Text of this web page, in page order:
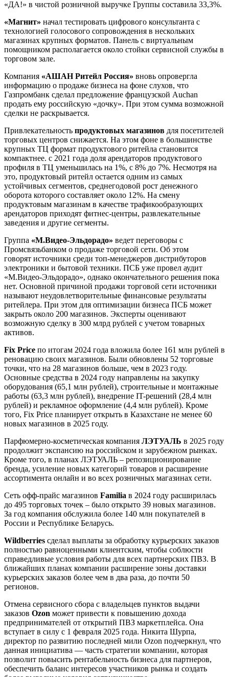
«ДА!» в чистой розничной выручке Группы составила 33,3%.
«Магнит» начал тестировать цифрового консультанта с
технологией голосового сопровождения в нескольких
магазинах крупных форматов. Панель с виртуальным
помощником располагается около стойки сервисной службы в
торговом зале.
Компания «АШАН Ритейл Россия» вновь опровергла
информацию о продаже бизнеса на фоне слухов, что
Газпромбанк сделал предложение французской Auchan
продать ему российскую «дочку». При этом сумма возможной
сделки не раскрывается.
Привлекательность продуктовых магазинов для посетителей
торговых центров снижается. На этом фоне в большинстве
крупных ТЦ формат продуктового ритейла становится
компактнее. с 2021 года доля арендаторов продуктового
профиля в ТЦ уменьшилась на 1%, с 8% до 7%. Несмотря на
это, продуктовый ритейл остается одним из самых
устойчивых сегментов, среднегодовой рост денежного
оборота которого составляет около 12%. На смену
продуктовым магазинам в качестве трафикообразующих
арендаторов приходят фитнес-центры, развлекательные
заведения и другие сегменты.
Группа «М.Видео-Эльдорадо» ведет переговоры с
Промсвязьбанком о продаже торговой сети. Об этом
говорят источники среди топ-менеджеров дистрибуторов
электроники и бытовой техники. ПСБ уже провел аудит
«М.Видео-Эльдорадо», однако окончательного решения пока
нет. Основной причиной продажи торговой сети источники
называют неудовлетворительные финансовые результаты
ритейлера. При этом для оптимизации бизнеса ПСБ может
закрыть около 200 магазинов. Эксперты оценивают
возможную сделку в 300 млрд рублей с учетом товарных
активов.
Fix Price по итогам 2024 года вложила более 161 млн рублей в
реновацию своих магазинов. Были обновлены 52 торговые
точки, что на 28 магазинов больше, чем в 2023 году.
Основные средства в 2024 году направлены на закупку
оборудования (65,1 млн рублей), строительные и монтажные
работы (63,3 млн рублей), внедрение IT-решений (28,4 млн
рублей) и рекламное оформление (4,4 млн рублей). Кроме
того, Fix Price планирует открыть в Казахстане не менее 60
новых магазинов в 2025 году.
Парфюмерно-косметическая компания ЛЭТУАЛЬ в 2025 году
продолжит экспансию на российском и зарубежном рынках.
Кроме того, в планах ЛЭТУАЛЬ – репозиционирование
бренда, усиление новых категорий товаров и расширение
ассортимента онлайн и во всех розничных магазинах сети.
Сеть офф-прайс магазинов Familia в 2024 году расширилась
до 495 торговых точек – было открыто 39 новых магазинов.
За год компания обслужила более 140 млн покупателей в
России и Республике Беларусь.
Wildberries сделал выплаты за обработку курьерских заказов
полностью равноценными клиентским, чтобы соблюсти
справедливые условия работы для всех партнерских ПВЗ. В
ближайших планах компании расширение зоны доставки
курьерских заказов более чем в два раза, до почти 50
регионов.
Отмена сервисного сбора с владельцев пунктов выдачи
заказов Ozon может привести к повышению дохода
предпринимателей от открытий ПВЗ маркетплейса. Она
вступает в силу с 1 февраля 2025 года. Никита Шурпа,
директор по развитию последней мили Ozon подчеркнул, что
данная инициатива — часть стратегии компании, которая
позволит повысить рентабельность бизнеса для партнеров,
обеспечить баланс интересов участников рынка и создать